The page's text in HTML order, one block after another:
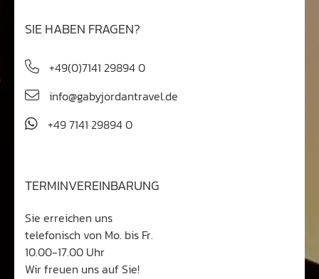
SIE HABEN FRAGEN?
+49(0)7141 29894 0
info@gabyjordantravel.de
+49 7141 29894 0
TERMINVEREINBARUNG
Sie erreichen uns
telefonisch von Mo. bis Fr.
10.00-17.00 Uhr
Wir freuen uns auf Sie!